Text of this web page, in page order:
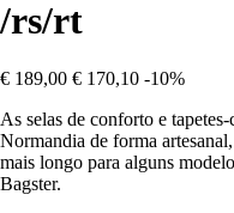
/rs/rt
€ 189,00 € 170,10 -10%
As selas de conforto e
Normandia de forma
mais longo para alguns
Bagster.